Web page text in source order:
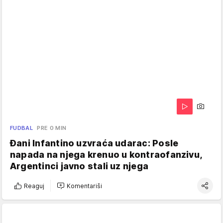
FUDBAL PRE 0 MIN
Đani Infantino uzvraća udarac: Posle
napada na njega krenuo u kontraofanzivu,
Argentinci javno stali uz njega
Reaguj Komentariši